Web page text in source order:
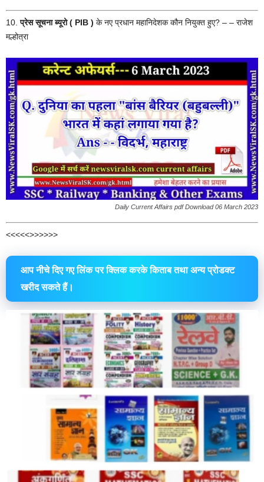
10.प्रेस सूचना ब्यूरो ( PIB ) के नए प्रधान महानिदेशक कौन नियुक्त हुए? – – राजेश
मल्होत्रा
Daily Current Affairs pdf Download 06 March 2023
<<<<<>>>>>>
आप नीचे दिए गए लिंक पर क्लिक करके किताब तथा अन्य प्रोडक्ट
खरीद सकते हैं।